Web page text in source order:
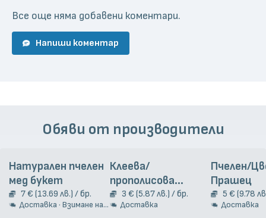
Все още няма добавени коментари.
Напиши коментар
Обяви от производители
Натурален пчелен
мед букет
7 € (13.69 лв.) / бр.
Доставка · Взимане на място
Клеева/
прополисова
тинктура, 20 мл
3 € (5.87 лв.) / бр.
Доставка
Пчелен/
Прашец
5 € (9.78
Доставка